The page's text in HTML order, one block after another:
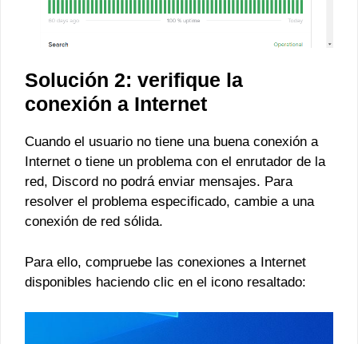
Solución 2: verifique la
conexión a Internet
Cuando el usuario no tiene una buena conexión a
Internet o tiene un problema con el enrutador de la
red, Discord no podrá enviar mensajes. Para
resolver el problema especificado, cambie a una
conexión de red sólida.
Para ello, compruebe las conexiones a Internet
disponibles haciendo clic en el icono resaltado: